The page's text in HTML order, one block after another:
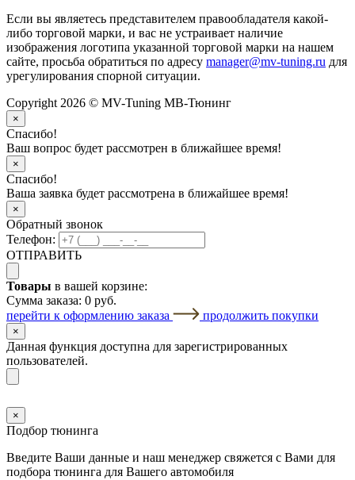
Если вы являетесь представителем правообладателя какой-
либо торговой марки, и вас не устраивает наличие
изображения логотипа указанной торговой марки на нашем
сайте, просьба обратиться по адресу manager@mv-tuning.ru для
урегулирования спорной ситуации.
Copyright 2026 © MV-Tuning МВ-Тюнинг
×
Спасибо!
Ваш вопрос будет рассмотрен в ближайшее время!
×
Спасибо!
Ваша заявка будет рассмотрена в ближайшее время!
×
Обратный звонок
Телефон:
ОТПРАВИТЬ
Товары в вашей корзине:
Сумма заказа: 0 руб.
перейти к оформлению заказа
продолжить покупки
×
Данная функция доступна для зарегистрированных
пользователей.
×
Подбор тюнинга
Введите Ваши данные и наш менеджер свяжется с Вами для
подбора тюнинга для Вашего автомобиля